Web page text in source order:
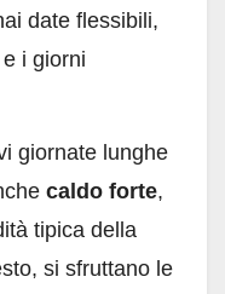
date flessibili,
i giorni
giornate lunghe
caldo forte,
tipica della
si sfruttano le